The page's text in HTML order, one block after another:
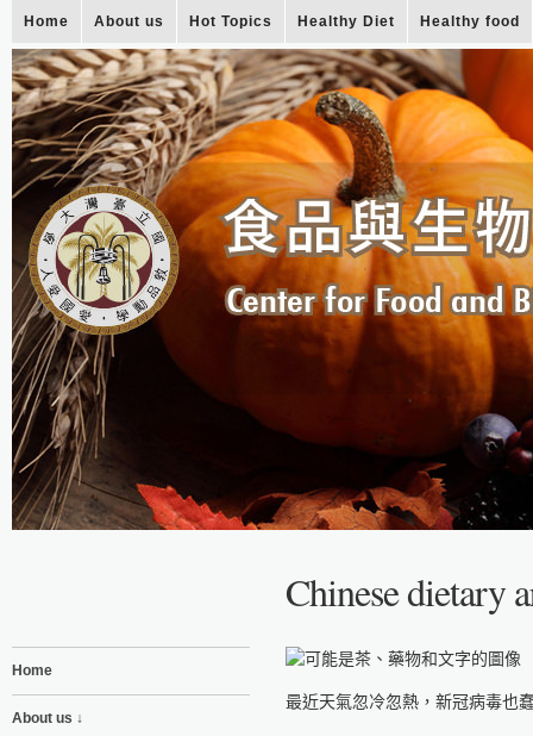
Home About us Hot Topics Healthy Diet Healthy food
Chinese dietary
Home
About us ↓
最近天氣忽冷忽熱，新冠病毒也